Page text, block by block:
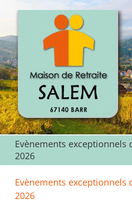
Evènements exceptionnels
2026
Evènements exceptionnels
2026